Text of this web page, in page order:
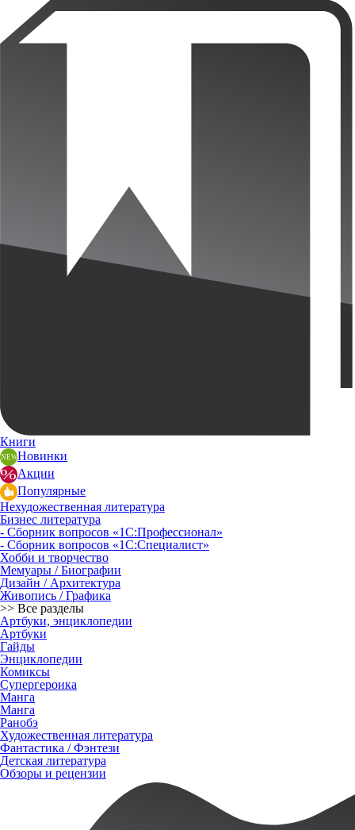
Книги
Новинки
Акции
Популярные
Нехудожественная литература
Бизнес литература
- Сборник вопросов «1С:Профессионал»
- Сборник вопросов «1С:Специалист»
Хобби и творчество
Мемуары / Биографии
Дизайн / Архитектура
Живопись / Графика
>> Все разделы
Артбуки, энциклопедии
Артбуки
Гайды
Энциклопедии
Комиксы
Супергероика
Манга
Манга
Ранобэ
Художественная литература
Фантастика / Фэнтези
Детская литература
Обзоры и рецензии